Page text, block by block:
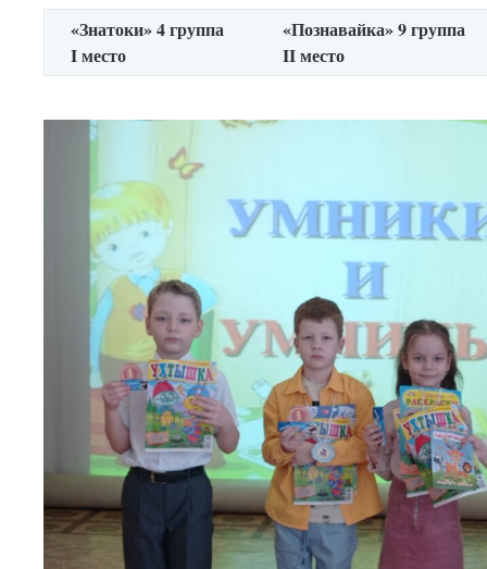
«Знатоки» 4 группа
Iместо
«Познавайка» 9 группа
IIместо